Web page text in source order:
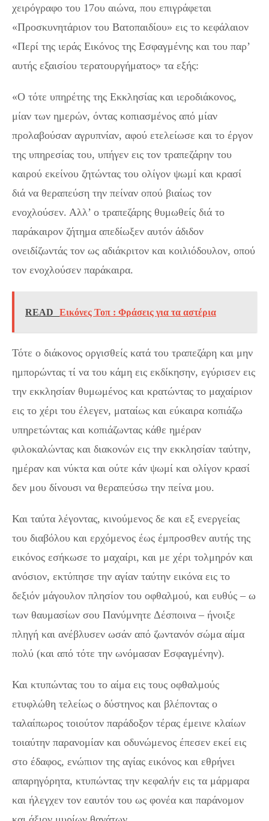
χειρόγραφο του 17ου αιώνα, που επιγράφεται
«Προσκυνητάριον του Βατοπαιδίου» εις το κεφάλαιον
«Περί της ιεράς Εικόνος της Εσφαγμένης και του παρ’
αυτής εξαισίου τερατουργήματος» τα εξής:
«Ο τότε υπηρέτης της Εκκλησίας και ιεροδιάκονος,
μίαν των ημερών, όντας κοπιασμένος από μίαν
προλαβούσαν αγρυπνίαν, αφού ετελείωσε και το έργον
της υπηρεσίας του, υπήγεν εις τον τραπεζάρην του
καιρού εκείνου ζητώντας του ολίγον ψωμί και κρασί
διά να θεραπεύση την πείναν οπού βιαίως τον
ενοχλούσεν. Αλλ’ ο τραπεζάρης θυμωθείς διά το
παράκαιρον ζήτημα απεδίωξεν αυτόν άδιδον
ονειδίζωντάς τον ως αδιάκριτον και κοιλιόδουλον, οπού
τον ενοχλούσεν παράκαιρα.
READ Εικόνες Τοπ : Φράσεις για τα αστέρια
Τότε ο διάκονος οργισθείς κατά του τραπεζάρη και μην
ημπορώντας τί να του κάμη εις εκδίκησην, εγύρισεν εις
την εκκλησίαν θυμωμένος και κρατώντας το μαχαίριον
εις το χέρι του έλεγεν, ματαίως και εύκαιρα κοπιάζω
υπηρετώντας και κοπιάζωντας κάθε ημέραν
φιλοκαλώντας και διακονών εις την εκκλησίαν ταύτην,
ημέραν και νύκτα και ούτε κάν ψωμί και ολίγον κρασί
δεν μου δίνουσι να θεραπεύσω την πείνα μου.
Και ταύτα λέγοντας, κινούμενος δε και εξ ενεργείας
του διαβόλου και ερχόμενος έως έμπροσθεν αυτής της
εικόνος εσήκωσε το μαχαίρι, και με χέρι τολμηρόν και
ανόσιον, εκτύπησε την αγίαν ταύτην εικόνα εις το
δεξιόν μάγουλον πλησίον του οφθαλμού, και ευθύς – ω
των θαυμασίων σου Πανύμνητε Δέσποινα – ήνοιξε
πληγή και ανέβλυσεν ωσάν από ζωντανόν σώμα αίμα
πολύ (και από τότε την ωνόμασαν Εσφαγμένην).
Και κτυπώντας του το αίμα εις τους οφθαλμούς
ετυφλώθη τελείως ο δύστηνος και βλέποντας ο
ταλαίπωρος τοιούτον παράδοξον τέρας έμεινε κλαίων
τοιαύτην παρανομίαν και οδυνώμενος έπεσεν εκεί εις
στο έδαφος, ενώπιον της αγίας εικόνος και εθρήνει
απαρηγόρητα, κτυπώντας την κεφαλήν εις τα μάρμαρα
και ήλεγχεν τον εαυτόν του ως φονέα και παράνομον